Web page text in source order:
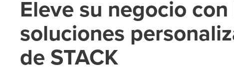
Eleve su negocio con
soluciones
de STACK